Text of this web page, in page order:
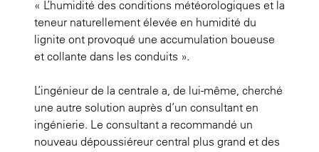
« L’humidité des conditions météorologiques et la
teneur naturellement élevée en humidité du
lignite ont provoqué une accumulation boueuse
et collante dans les conduits ».
L’ingénieur de la centrale a, de lui-même, cherché
une autre solution auprès d’un consultant en
ingénierie. Le consultant a recommandé un
nouveau dépoussiéreur central plus grand et des